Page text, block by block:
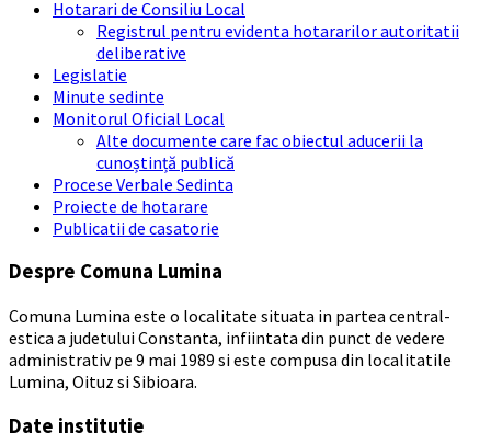
Hotarari de Consiliu Local
Registrul pentru evidenta hotararilor autoritatii
deliberative
Legislatie
Minute sedinte
Monitorul Oficial Local
Alte documente care fac obiectul aducerii la
cunoștință publică
Procese Verbale Sedinta
Proiecte de hotarare
Publicatii de casatorie
Despre Comuna Lumina
Comuna Lumina este o localitate situata in partea central-
estica a judetului Constanta, infiintata din punct de vedere
administrativ pe 9 mai 1989 si este compusa din localitatile
Lumina, Oituz si Sibioara.
Date institutie